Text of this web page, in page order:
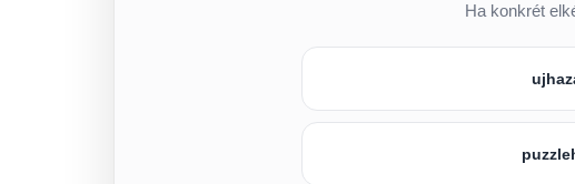
Ha konkrét